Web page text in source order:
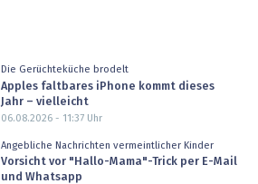
Die Gerüchteküche brodelt
Apples faltbares iPhone kommt dieses
Jahr – vielleicht
06.08.2026 - 11:37Uhr
Angebliche Nachrichten vermeintlicher Kinder
Vorsicht vor "Hallo-Mama"-Trick per E-Mail
und Whatsapp